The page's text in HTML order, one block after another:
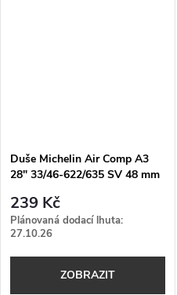
Duše Michelin Air Comp A3
28" 33/46-622/635 SV 48 mm
239 Kč
Plánovaná dodací lhuta:
27.10.26
ZOBRAZIT